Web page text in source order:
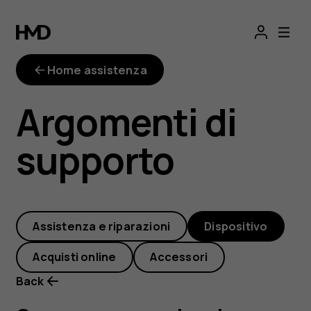
Come
posso
spostare
le
app
su
una
scheda
Home assistenza
Argomenti di
supporto
Assistenza e riparazioni Dispositivo
Acquisti online
Accessori
Back